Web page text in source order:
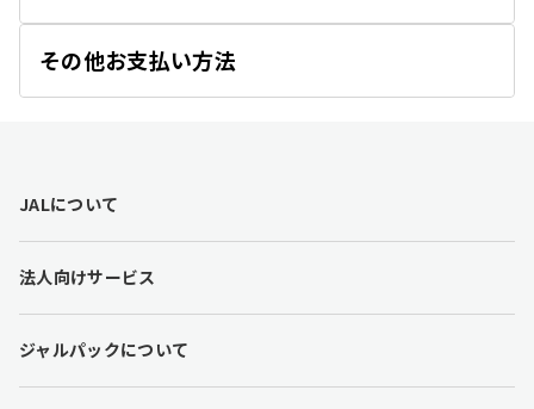
く
その他お支払い方法
く
o
e
i
n
JALについて
法人向けサービス
ジャルパックについて